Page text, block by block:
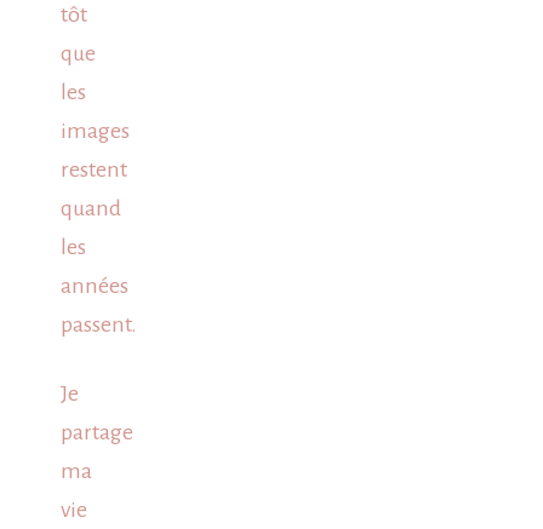
tôt
que
les
images
restent
quand
les
années
passent.
Je
partage
ma
vie